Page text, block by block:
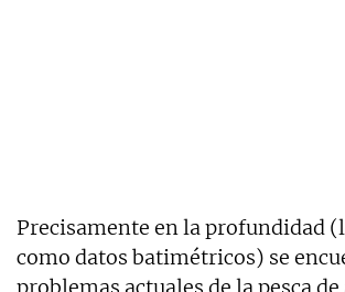
Precisamente en la profundidad
como datos batimétricos) se